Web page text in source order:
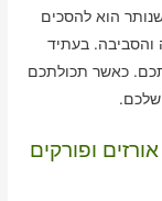
הוא להסכים
בעתיד
כאשר תכולתכם
ופורקים